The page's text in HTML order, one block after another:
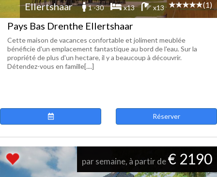
Ellertshaar 1 -30 x13 x13 (1)
Pays Bas Drenthe Ellertshaar
Cette maison de vacances confortable et joliment meublée
bénéficie d'un emplacement fantastique au bord de l'eau. Sur la
propriété de plus d'un hectare, il y a beaucoup à découvrir.
Détendez-vous en famille[....]
Réserver
par semaine, à partir de€ 2190